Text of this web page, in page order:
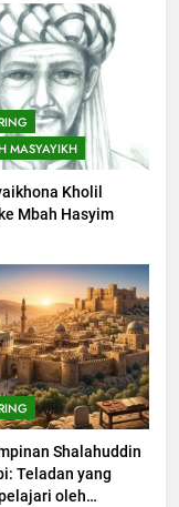
MASYAYIKH
Kholil
Mbah Hasyim
Shalahuddin
Teladan yang
oleh
Supaya Amal
Bersejarah
Mengapa Orang
Pernah